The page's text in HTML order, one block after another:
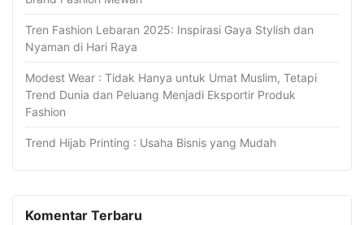
Tren Fashion Lebaran 2025: Inspirasi Gaya Stylish dan
Nyaman di Hari Raya
Modest Wear : Tidak Hanya untuk Umat Muslim, Tetapi
Trend Dunia dan Peluang Menjadi Eksportir Produk
Fashion
Trend Hijab Printing : Usaha Bisnis yang Mudah
Komentar Terbaru